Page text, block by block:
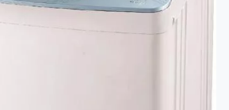
الأصلية مختلفة
الأحجام والمقاسات